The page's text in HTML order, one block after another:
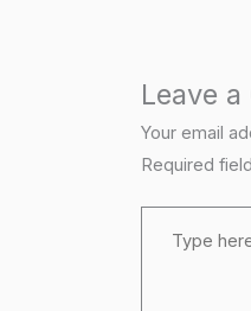
Leave
Your email
Required
here..